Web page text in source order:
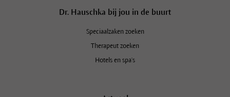
Dr. Hauschka bij jou in de buurt
Speciaalzaken zoeken
Therapeut zoeken
Hotels en spa's